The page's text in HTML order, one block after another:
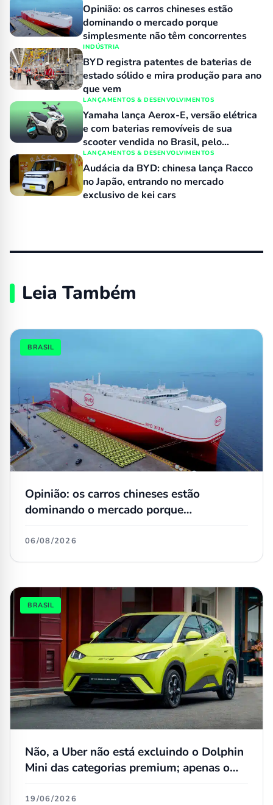
Opinião: os carros chineses estão
dominando o mercado porque
simplesmente não têm concorrentes
INDÚSTRIA
BYD registra patentes de baterias de
estado sólido e mira produção para ano
que vem
LANÇAMENTOS & DESENVOLVIMENTOS
Yamaha lança Aerox-E, versão elétrica
e com baterias removíveis de sua
scooter vendida no Brasil, pelo
equivalente a R$ 15 mil
LANÇAMENTOS & DESENVOLVIMENTOS
Audácia da BYD: chinesa lança Racco
no Japão, entrando no mercado
exclusivo de kei cars
Leia Também
BRASIL
Opinião: os carros chineses estão
dominando o mercado porque
06/08/2026
BRASIL
Não, a Uber não está excluindo o Dolphin
Mini das categorias premium; apenas o
19/06/2026